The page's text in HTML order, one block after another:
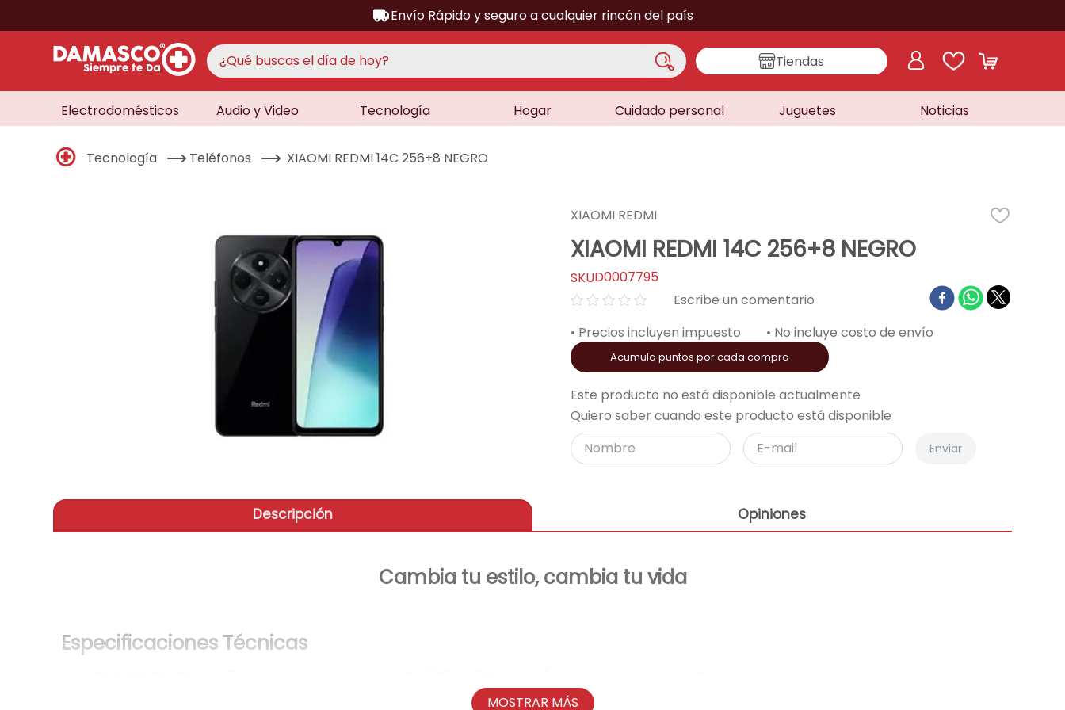
Envío Rápido y seguro a cualquier rincón del país
¿Qué buscas el día de hoy?
Tiendas
Electrodomésticos Audio y Video Tecnología Hogar Cuidado personal Juguetes Noticias
Tecnología Teléfonos XIAOMI REDMI 14C 256+8 NEGRO
XIAOMI REDMI
XIAOMI REDMI 14C 256+8 NEGRO
D0007795
☆☆☆☆☆
• Precios incluyen impuesto • No incluye costo de envío
Acumula puntos por cada compra
Este producto no está disponible actualmente
Quiero saber cuando este producto está disponible
Enviar
Descripción Opiniones
Cambia tu estilo, cambia tu vida
Especificaciones Técnicas
MOSTRAR MÁS
TÉRMINOS MÁS BUSCADOS
2 . nevera
5 ventilador
neveras
televisor
licuadora
aire-acondicionado
.